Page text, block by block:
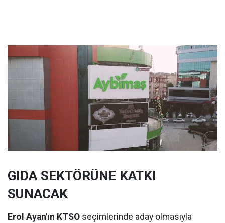
GIDA SEKTÖRÜNE KATKI
SUNACAK
Erol Ayan'ın KTSO seçimlerinde aday olmasıyla